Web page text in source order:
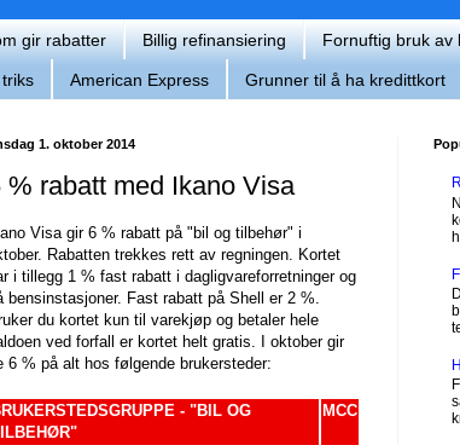
gir rabatter Billig refinansiering Fornuftig bruk av
American Express Grunner til å ha kredittkort
1. oktober 2014
% rabatt med Ikano Visa
Visa gir 6 % rabatt på "bil og tilbehør" i
Rabatten trekkes rett av regningen. Kortet
i tillegg 1 % fast rabatt i dagligvareforretninger og
bensinstasjoner. Fast rabatt på Shell er 2 %.
du kortet kun til varekjøp og betaler hele
ved forfall er kortet helt gratis. I oktober gir
6 % på alt hos følgende brukersteder:
- "BIL OG
MCC